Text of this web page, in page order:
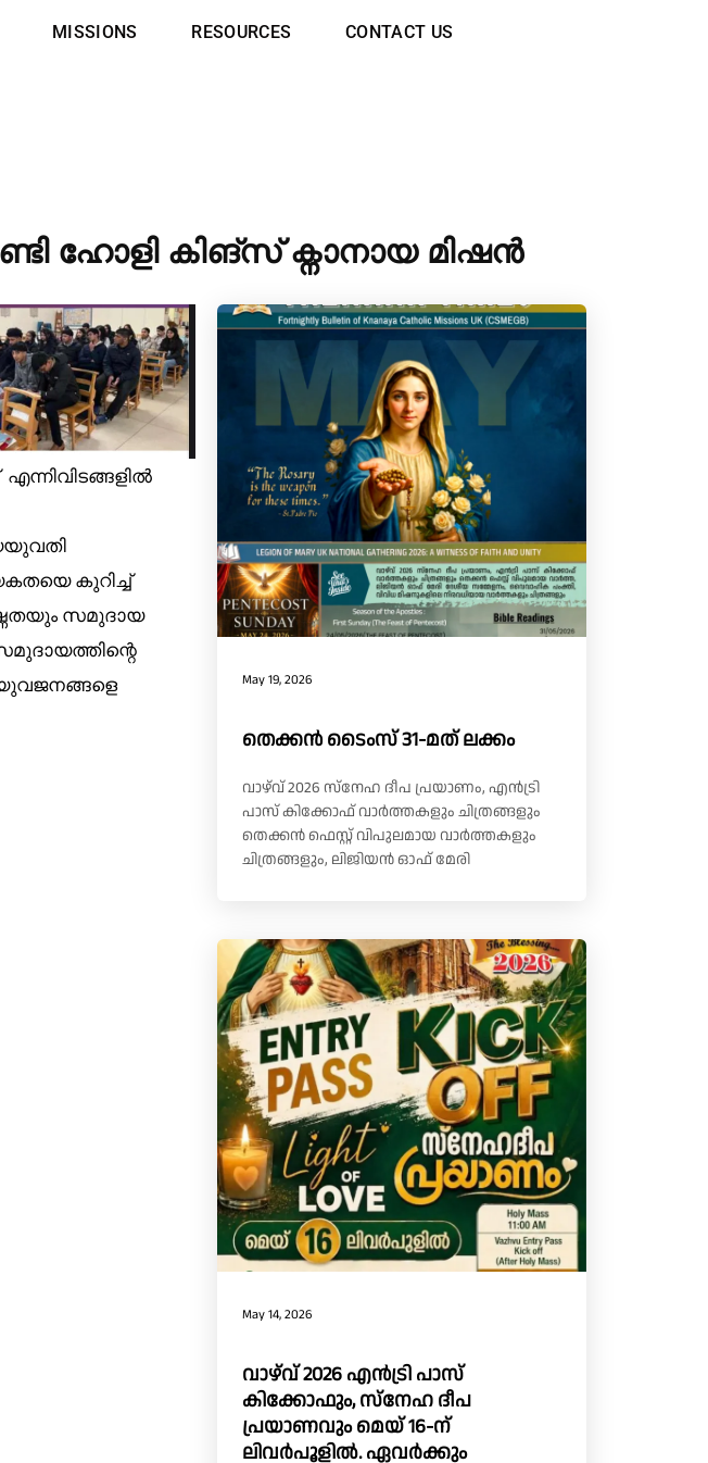
MISSIONS RESOURCES CONTACT US
ഹോളി കിങ്‌സ് ക്നാനായ മിഷൻ
കുറിച്ച്
സമുദായ
May 19, 2026
തെക്കൻ ടൈംസ് 31-മത് ലക്കം
വാഴ്‌വ് 2026 സ്നേഹ ദീപ പ്രയാണം, എൻട്രി
പാസ് കിക്കോഫ് വാർത്തകളും ചിത്രങ്ങളും
തെക്കൻ ഫെസ്റ്റ് വിപുലമായ വാർത്തകളും
ചിത്രങ്ങളും, ലിജിയൻ ഓഫ് മേരി
May 14, 2026
വാഴ്‌വ്‌ 2026 എൻട്രി പാസ്
കിക്കോഫും, സ്നേഹ ദീപ
പ്രയാണവും മെയ് 16-ന്
ലിവർപൂളിൽ. ഏവർക്കും